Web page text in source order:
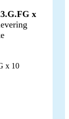
x
x 10